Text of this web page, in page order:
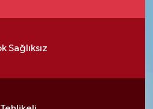
Sağlıksız